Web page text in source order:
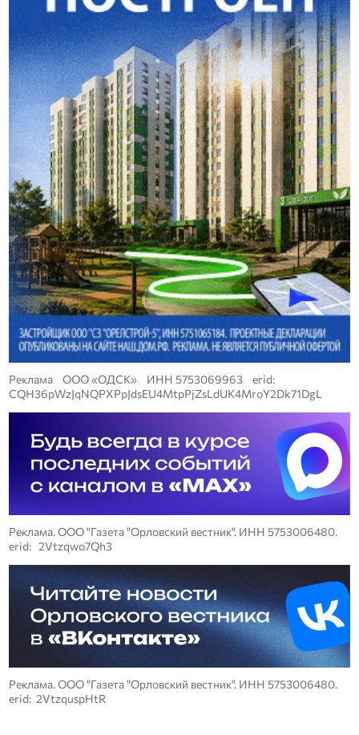
Реклама ООО «ОДСК» ИНН 5753069963 erid:
CQH36pWzJqNQPXPpJdsEU4MtpPjZsLdUK4MroY2Dk71DgL
Реклама. ООО "Газета "Орловский вестник". ИНН 5753006480.
erid: 2Vtzqwo7Qh3
Реклама. ООО "Газета "Орловский вестник". ИНН 5753006480.
erid: 2VtzquspHtR